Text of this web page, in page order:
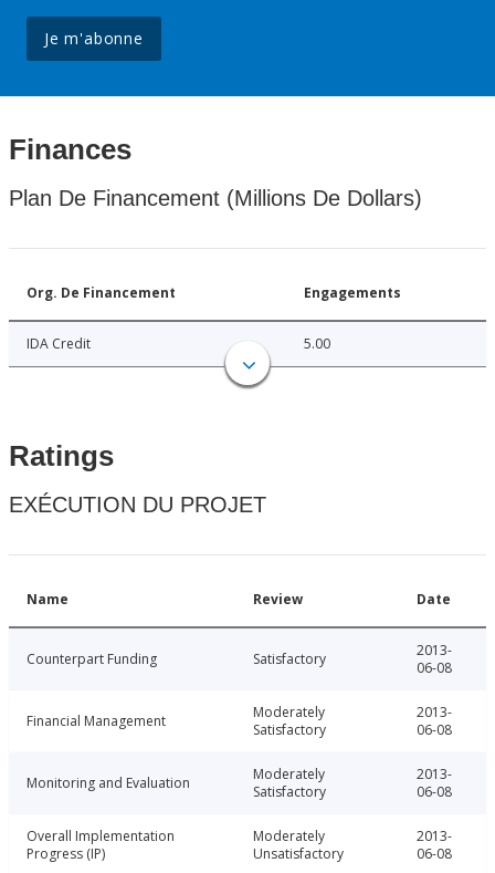
Je m'abonne
Finances
Plan De Financement (Millions De Dollars)
Org. De Financement Engagements
IDA Credit 5.00
Ratings
EXÉCUTION DU PROJET
Name Review Date
Counterpart Funding Satisfactory
2013-
06-08
Financial Management
Moderately
Satisfactory
2013-
06-08
Monitoring and Evaluation
Moderately
Satisfactory
2013-
06-08
Overall Implementation
Progress (IP)
Moderately
Unsatisfactory
2013-
06-08